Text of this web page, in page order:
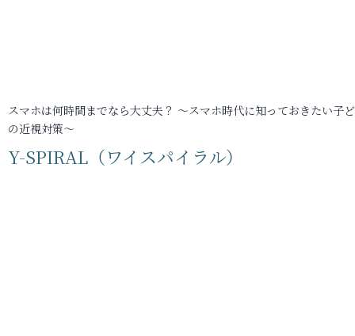
スマホは何時間までなら大丈夫？ ～スマホ時代に知っておきたい子
の近視対策～
Y-SPIRAL（ワイスパイラル）